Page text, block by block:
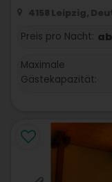
4158 Leipzig,
Preis pro Nacht:
Maximale
Gästekapazität: